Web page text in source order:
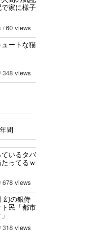
家に様子
/ 60 views
ートな猫
/ 348 views
年間
いるタバ
ってるｗ
/ 678 views
幻の銀侍
民「都市
/ 318 views